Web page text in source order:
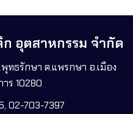
อุตสาหกรรม จำกัด
ทธรักษา ต.แพรกษา อ.เมือง
ร 10280
02-703-7397